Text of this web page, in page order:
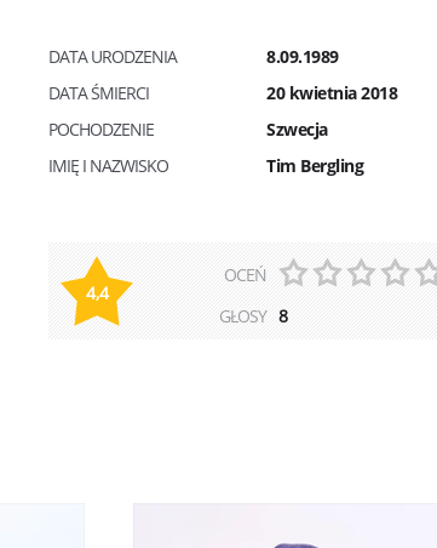
DATA URODZENIA
8.09.1989
DATA ŚMIERCI
20 kwietnia 2018
POCHODZENIE
Szwecja
IMIĘ I NAZWISKO
Tim Bergling
4,4
OCEŃ
GŁOSY 8